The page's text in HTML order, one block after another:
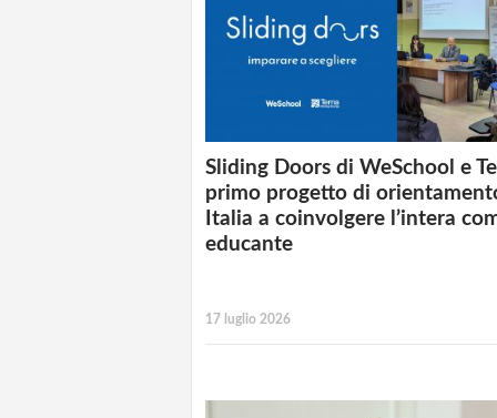
Sliding Doors di WeSchool e
primo progetto di
Italia a coinvolgere l’intera
educante
17 luglio 2026